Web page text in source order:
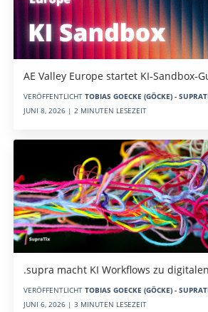
AE Valley Europe startet KI-Sandbox-
VERÖFFENTLICHT TOBIAS GOECKE (GÖCKE) -
JUNI 8, 2026 | 2 MINUTEN LESEZEIT
.supra macht KI Workflows zu
VERÖFFENTLICHT TOBIAS GOECKE (GÖCKE) -
JUNI 6, 2026 | 3 MINUTEN LESEZEIT